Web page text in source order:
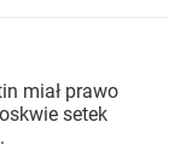
miał prawo
setek